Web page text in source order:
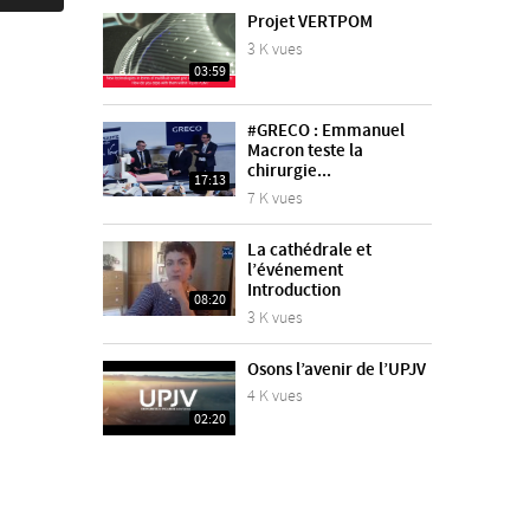
03:59
Projet VERTPOM
3 K vues
17:13
#GRECO : Emmanuel
Macron teste la
chirurgie...
7 K vues
08:20
La cathédrale et
l’événement
Introduction
3 K vues
02:20
Osons l’avenir de l’UPJV
4 K vues